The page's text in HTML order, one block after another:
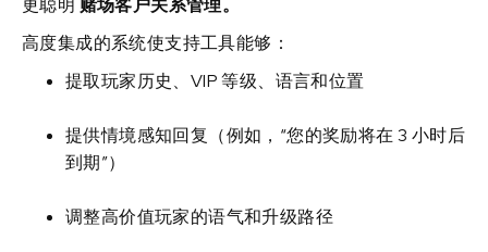
更聪明 赌场客户关系管理。
高度集成的系统使支持工具能够：
提取玩家历史、VIP 等级、语言和位置
提供情境感知回复（例如，“您的奖励将在 3 小时后
到期”）
调整高价值玩家的语气和升级路径